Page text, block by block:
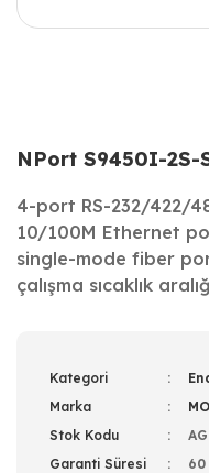
NPort S9450I-2S-
4-port RS-232/422/
10/100M Ethernet
single-mode fiber
çalışma sıcaklık
Kategori
Marka
Stok Kodu
Garanti Süresi
60